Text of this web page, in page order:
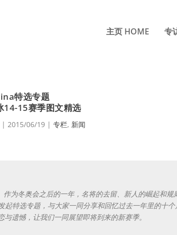
主页 HOME 专
特选专题
14-15赛季图文精选
|2015/06/19 |专栏, 新闻
为冬奥会之后的一年，名将的去留、新人的崛起和规
起特选专题，与大家一同分享和回忆过去一年里的十
遗憾，让我们一同展望即将到来的新赛季。